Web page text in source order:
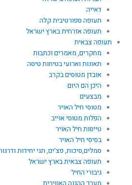
דאייה
תעופה ספורטיבית קלה
תעופה אזרחית בארץ ישראל
תעופה צבאית
מחקרים, מאמרים וכתבות
תאונות וארועי בטיחות טיסה
אובדן מטוסים בקרב
היכן הם היום
מבצעים
מטוסי חיל האויר
הפלות מטוסי אוייב
טייסות חיל האויר
בסיסי חיל האויר
סמלים,סיכות, פצ'ים, תגי יחידות
תעופה צבאית בארץ ישראל
גיבורי החיל